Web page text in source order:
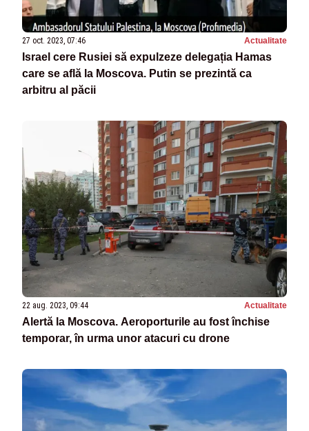
27 oct. 2023, 07:46 Actualitate
Israel cere Rusiei să expulzeze delegația Hamas
care se află la Moscova. Putin se prezintă ca
arbitru al păcii
22 aug. 2023, 09:44 Actualitate
Alertă la Moscova. Aeroporturile au fost închise
temporar, în urma unor atacuri cu drone